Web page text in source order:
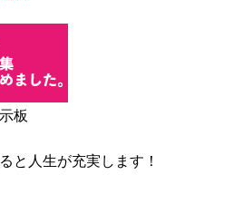
板
と人生が充実します！